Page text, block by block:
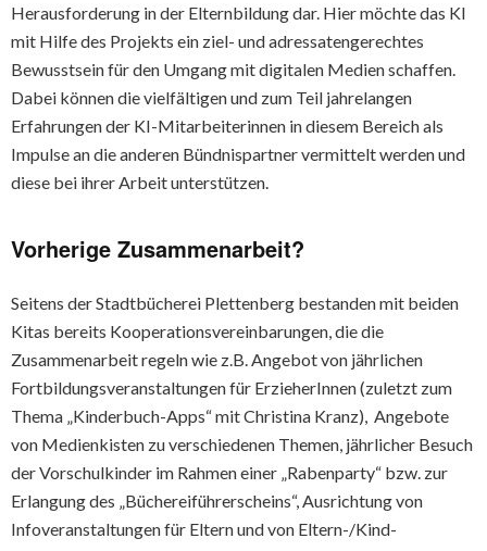
Herausforderung in der Elternbildung dar. Hier möchte das KI
mit Hilfe des Projekts ein ziel- und adressatengerechtes
Bewusstsein für den Umgang mit digitalen Medien schaffen.
Dabei können die vielfältigen und zum Teil jahrelangen
Erfahrungen der KI-Mitarbeiterinnen in diesem Bereich als
Impulse an die anderen Bündnispartner vermittelt werden und
diese bei ihrer Arbeit unterstützen.
Vorherige Zusammenarbeit?
Seitens der Stadtbücherei Plettenberg bestanden mit beiden
Kitas bereits Kooperationsvereinbarungen, die die
Zusammenarbeit regeln wie z.B. Angebot von jährlichen
Fortbildungsveranstaltungen für ErzieherInnen (zuletzt zum
Thema „Kinderbuch-Apps“ mit Christina Kranz), Angebote
von Medienkisten zu verschiedenen Themen, jährlicher Besuch
der Vorschulkinder im Rahmen einer „Rabenparty“ bzw. zur
Erlangung des „Büchereiführerscheins“, Ausrichtung von
Infoveranstaltungen für Eltern und von Eltern-/Kind-